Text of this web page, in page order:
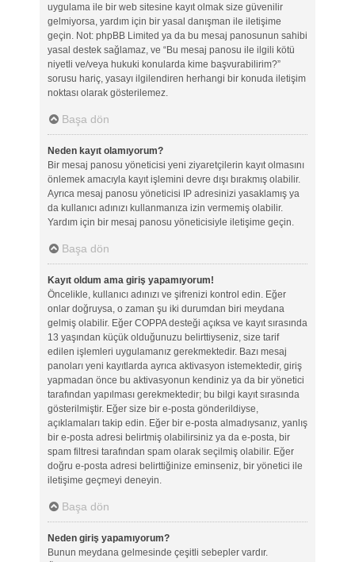
uygulama ile bir web sitesine kayıt olmak size güvenilir
gelmiyorsa, yardım için bir yasal danışman ile iletişime
geçin. Not: phpBB Limited ya da bu mesaj panosunun sahibi
yasal destek sağlamaz, ve “Bu mesaj panosu ile ilgili kötü
niyetli ve/veya hukuki konularda kime başvurabilirim?”
sorusu hariç, yasayı ilgilendiren herhangi bir konuda iletişim
noktası olarak gösterilemez.
Başa dön
Neden kayıt olamıyorum?
Bir mesaj panosu yöneticisi yeni ziyaretçilerin kayıt olmasını
önlemek amacıyla kayıt işlemini devre dışı bırakmış olabilir.
Ayrıca mesaj panosu yöneticisi IP adresinizi yasaklamış ya
da kullanıcı adınızı kullanmanıza izin vermemiş olabilir.
Yardım için bir mesaj panosu yöneticisiyle iletişime geçin.
Başa dön
Kayıt oldum ama giriş yapamıyorum!
Öncelikle, kullanıcı adınızı ve şifrenizi kontrol edin. Eğer
onlar doğruysa, o zaman şu iki durumdan biri meydana
gelmiş olabilir. Eğer COPPA desteği açıksa ve kayıt sırasında
13 yaşından küçük olduğunuzu belirttiyseniz, size tarif
edilen işlemleri uygulamanız gerekmektedir. Bazı mesaj
panoları yeni kayıtlarda ayrıca aktivasyon istemektedir, giriş
yapmadan önce bu aktivasyonun kendiniz ya da bir yönetici
tarafından yapılması gerekmektedir; bu bilgi kayıt sırasında
gösterilmiştir. Eğer size bir e-posta gönderildiyse,
açıklamaları takip edin. Eğer bir e-posta almadıysanız, yanlış
bir e-posta adresi belirtmiş olabilirsiniz ya da e-posta, bir
spam filtresi tarafından spam olarak seçilmiş olabilir. Eğer
doğru e-posta adresi belirttiğinize eminseniz, bir yönetici ile
iletişime geçmeyi deneyin.
Başa dön
Neden giriş yapamıyorum?
Bunun meydana gelmesinde çeşitli sebepler vardır.